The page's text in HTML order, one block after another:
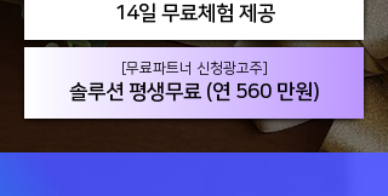
14일 무료체험 제공
[무료파트너 신청광고주]
솔루션 평생무료 (연 560 만원)